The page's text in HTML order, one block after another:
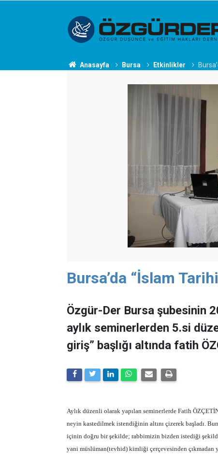
Anasayfa Bursa Etkinlikler
Bursa’da “İslam
Özgür-Der Bursa şubesinin
aylık seminerlerden 5.si
giriş” başlığı altında fatih
Aylık düzenli olarak yapılan seminerlerde Fatih
neyin kastedilmek istendiğinin altını çizerek başladı.
içinin doğru bir şekilde; rabbimizin bizden istediği
yani müslüman(tevhid) kimliği çerçevesinden çıkmadan